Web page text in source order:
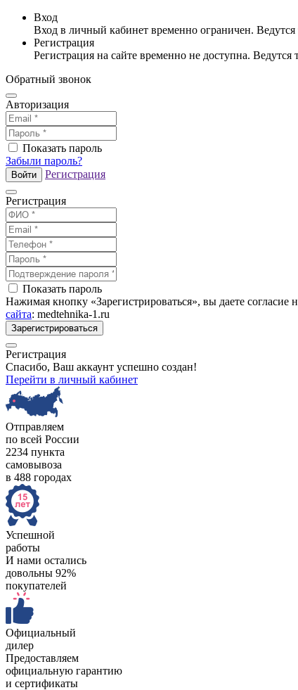
Вход
Вход в личный кабинет временно ограничен.
Регистрация
Регистрация на сайте временно не доступна.
Обратный звонок
Авторизация
Показать пароль
Забыли пароль?
Войти Регистрация
Регистрация
Показать пароль
Нажимая кнопку «Зарегистрироваться», вы даете
сайта: medtehnika-1.ru
Зарегистрироваться
Регистрация
Спасибо, Ваш аккаунт успешно создан!
Перейти в личный кабинет
Отправляем
по всей России
2234 пункта
самовывоза
в 488 городах
Успешной
работы
И нами остались
довольны 92%
покупателей
Официальный
дилер
Предоставляем
официальную гарантию
и сертификаты